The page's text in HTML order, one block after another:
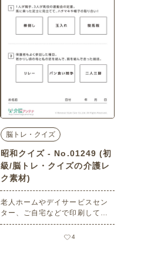
子・かぼちゃ・お菓子・モダン
脳トレ・クイズ
昭和クイズ - No.01249 (初
級/脳トレ・クイズの介護レ
ク素材)
老人ホームやデイサービスセン
ター、ご自宅などで印刷してお
使いいただける無料の高齢者向
け介護レク素材 昭和クイズ（脳
4